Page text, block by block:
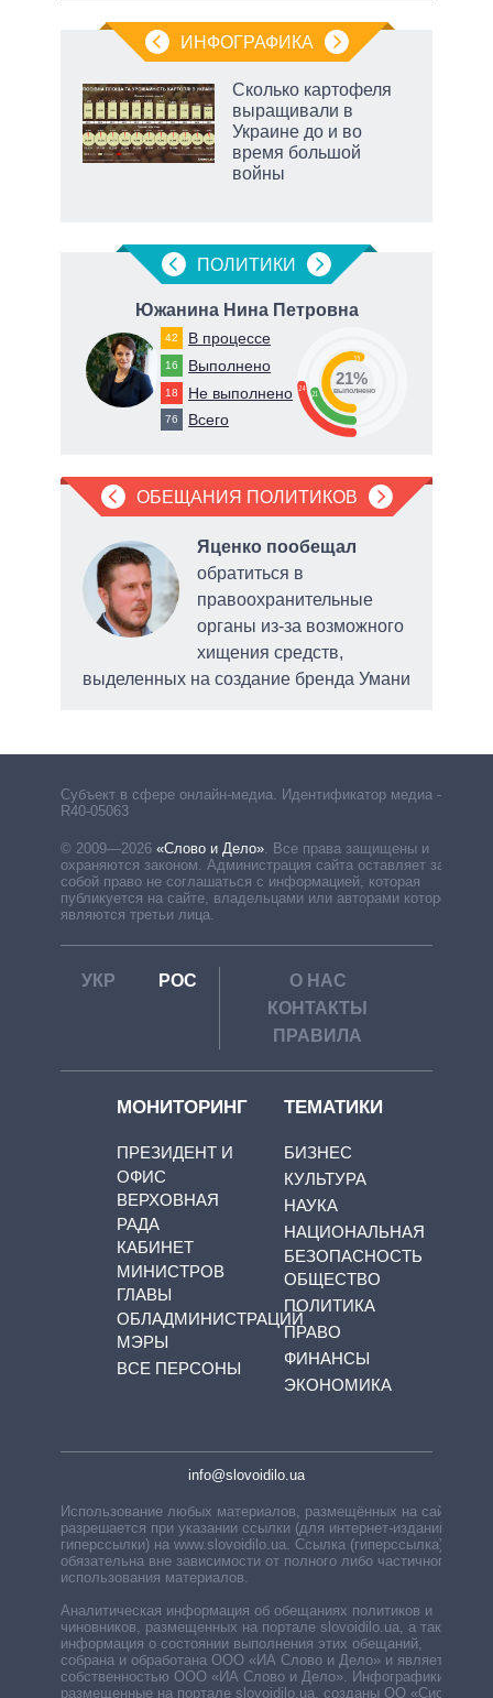
ИНФОГРАФИКА
Сколько картофеля
выращивали в
Украине до и во
время большой
войны
ПОЛИТИКИ
Южанина Нина Петровна
42 В процессе
16 Выполнено
18 Не выполнено
76 Всего
24
21
55
21%
выполнено
ОБЕЩАНИЯ ПОЛИТИКОВ
Яценко пообещал
обратиться в
правоохранительные
органы из-за возможного
хищения средств,
выделенных на создание бренда Умани
Субъект в сфере онлайн-медиа. Идентификатор медиа –
R40-05063
© 2009—2026 «Слово и Дело». Все права защищены и
охраняются законом. Администрация сайта оставляет за
собой право не соглашаться с информацией, которая
публикуется на сайте, владельцами или авторами которой
являются третьи лица.
УКР РОС
О НАС
КОНТАКТЫ
ПРАВИЛА
МОНИТОРИНГ
ПРЕЗИДЕНТ И
ОФИС
ВЕРХОВНАЯ
РАДА
КАБИНЕТ
МИНИСТРОВ
ГЛАВЫ
ОБЛАДМИНИСТРАЦИЙ
МЭРЫ
ВСЕ ПЕРСОНЫ
ТЕМАТИКИ
БИЗНЕС
КУЛЬТУРА
НАУКА
НАЦИОНАЛЬНАЯ
БЕЗОПАСНОСТЬ
ОБЩЕСТВО
ПОЛИТИКА
ПРАВО
ФИНАНСЫ
ЭКОНОМИКА
info@slovoidilo.ua
Использование любых материалов, размещённых на сайте,
разрешается при указании ссылки (для интернет-изданий —
гиперссылки) на www.slovoidilo.ua. Ссылка (гиперссылка)
обязательна вне зависимости от полного либо частичного
использования материалов.
Аналитическая информация об обещаниях политиков и
чиновников, размещенных на портале slovoidilo.ua, а также
информация о состоянии выполнения этих обещаний,
собрана и обработана ООО «ИА Слово и Дело» и является
собственностью ООО «ИА Слово и Дело». Инфографики,
размещенные на портале slovoidilo.ua, созданы ОО «Система